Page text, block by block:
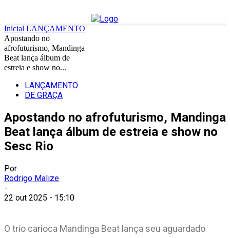
Inicial LANÇAMENTO
Apostando no
afrofuturismo, Mandinga
Beat lança álbum de
estreia e show no...
LANÇAMENTO
DE GRAÇA
Apostando no afrofuturismo, Mandinga
Beat lança álbum de estreia e show no
Sesc Rio
Por
Rodrigo Malize
-
22 out 2025 - 15:10
O trio carioca Mandinga Beat lança seu aguardado